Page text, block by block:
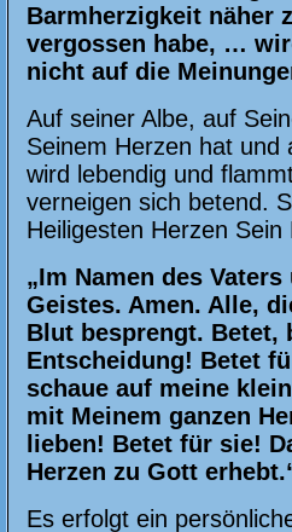
Barmherzigkeit näher
vergossen habe, …
nicht auf die
Auf seiner Albe, auf
Seinem Herzen hat und
wird lebendig und
verneigen sich betend.
Heiligesten Herzen
„Im Namen des
Geistes. Amen. Alle,
Blut besprengt. Betet,
Entscheidung! Betet
schaue auf meine
mit Meinem ganzen
lieben! Betet für sie!
Herzen zu Gott
Es erfolgt ein